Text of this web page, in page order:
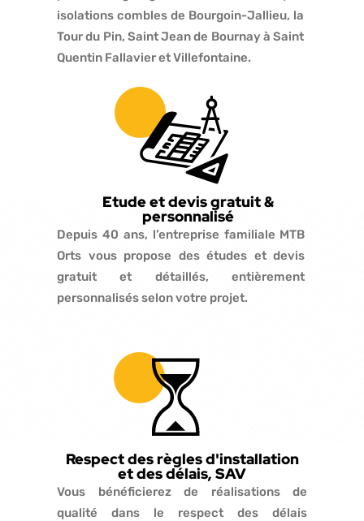
isolations combles de Bourgoin-Jallieu, la
Tour du Pin, Saint Jean de Bournay à Saint
Quentin Fallavier et Villefontaine.
Etude et devis gratuit &
personnalisé
Depuis 40 ans, l’entreprise familiale MTB
Orts vous propose des études et devis
gratuit et détaillés, entièrement
personnalisés selon votre projet.
Respect des règles d'installation
et des délais, SAV
Vous bénéficierez de réalisations de
qualité dans le respect des délais